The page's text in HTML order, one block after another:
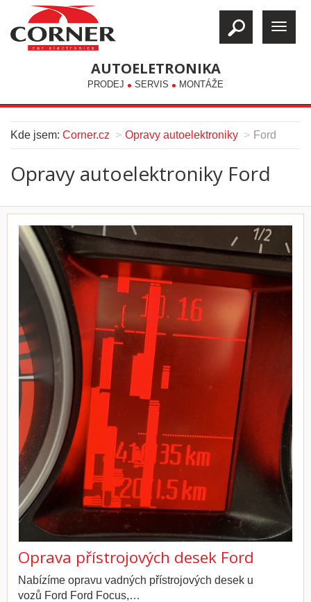
AUTOELETRONIKA
PRODEJ SERVIS MONTÁŽE
Kde jsem: Corner.cz Opravy autoelektroniky Ford
Opravy autoelektroniky Ford
Oprava přístrojových desek Ford
Nabízíme opravu vadných přístrojových desek u
vozů Ford Ford Focus,…